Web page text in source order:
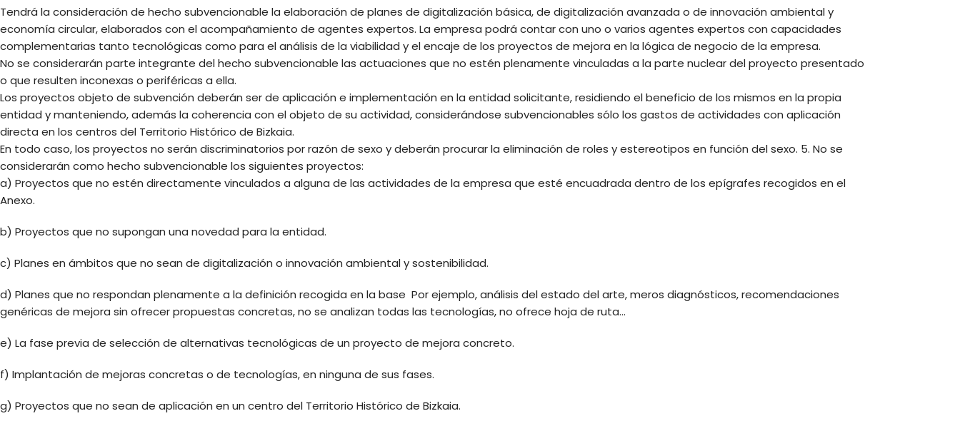
Tendrá la consideración de hecho subvencionable la elaboración de planes de digitalización básica, de digitalización avanzada o de innovación ambiental y
economía circular, elaborados con el acompañamiento de agentes expertos. La empresa podrá contar con uno o varios agentes expertos con capacidades
complementarias tanto tecnológicas como para el análisis de la viabilidad y el encaje de los proyectos de mejora en la lógica de negocio de la empresa.
No se considerarán parte integrante del hecho subvencionable las actuaciones que no estén plenamente vinculadas a la parte nuclear del proyecto presentado
o que resulten inconexas o periféricas a ella.
Los proyectos objeto de subvención deberán ser de aplicación e implementación en la entidad solicitante, residiendo el beneficio de los mismos en la propia
entidad y manteniendo, además la coherencia con el objeto de su actividad, considerándose subvencionables sólo los gastos de actividades con aplicación
directa en los centros del Territorio Histórico de Bizkaia.
En todo caso, los proyectos no serán discriminatorios por razón de sexo y deberán procurar la eliminación de roles y estereotipos en función del sexo. 5. No se
considerarán como hecho subvencionable los siguientes proyectos:
a) Proyectos que no estén directamente vinculados a alguna de las actividades de la empresa que esté encuadrada dentro de los epígrafes recogidos en el
Anexo.
b) Proyectos que no supongan una novedad para la entidad.
c) Planes en ámbitos que no sean de digitalización o innovación ambiental y sostenibilidad.
d) Planes que no respondan plenamente a la definición recogida en la base Por ejemplo, análisis del estado del arte, meros diagnósticos, recomendaciones
genéricas de mejora sin ofrecer propuestas concretas, no se analizan todas las tecnologías, no ofrece hoja de ruta…
e) La fase previa de selección de alternativas tecnológicas de un proyecto de mejora concreto.
f) Implantación de mejoras concretas o de tecnologías, en ninguna de sus fases.
g) Proyectos que no sean de aplicación en un centro del Territorio Histórico de Bizkaia.